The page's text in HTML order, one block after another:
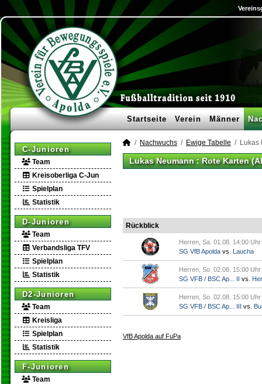
Startseite Verein Männer
C-Junioren
Team
Kreisoberliga C-Jun
Spielplan
Statistik
D-Junioren
Team
Verbandsliga TFV
Spielplan
Statistik
D2-Junioren
Team
Kreisliga
Spielplan
Statistik
F-Junioren
Team
Nachwuchs Ewige Tabelle Lukas
Lukas Neumann : Rote Karten
Rückblick
Herren, Sa. 01.08. 14:00 Uhr
SG VfB Apolda vs. Laucha
Herren, So. 02.08. 15:00 Uhr
SG VFB / BSC Ap... II vs.
Herren, So. 02.08. 15:00 Uhr
SG VFB / BSC Ap... III vs.
VfB Apolda auf FuPa